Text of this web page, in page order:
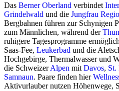
Das Berner Oberland verbindet
Grindelwald und die Jungfrau
Bergbahnen führen zur Schynigen
zum Männlichen, während der
ruhigere Tagesprogramme
Saas-Fee, Leukerbad und die
Hochgebirge, Thermalwasser und
die SchweizerAlpen mit Davos, St.
Samnaun. Paare finden hier
Aktivurlauber nutzen Höhenwege,